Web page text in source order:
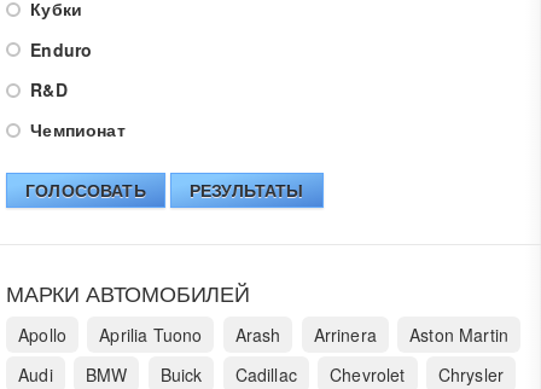
Кубки
Enduro
R&D
Чемпионат
ГОЛОСОВАТЬ РЕЗУЛЬТАТЫ
МАРКИ АВТОМОБИЛЕЙ
Apollo Aprilia Tuono Arash Arrinera
Aston Martin
Audi
BMW Buick Cadillac Chevrolet
Chrysler